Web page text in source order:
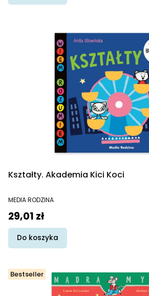
Kształty. Akademia Kici Koci
PRODUCENT
MEDIA RODZINA
Cena
29,01 zł
Do koszyka
Bestseller